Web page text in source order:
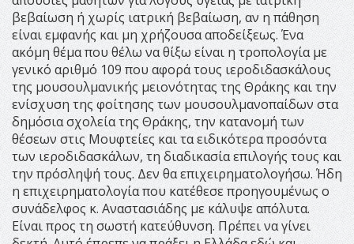
βεβαίωση ή χωρίς ιατρική βεβαίωση, αν η πάθηση
είναι εμφανής και μη χρήζουσα αποδείξεως. Ένα
ακόμη θέμα που θέλω να θίξω είναι η τροπολογία με
γενικό αριθμό 109 που αφορά τους ιεροδιδασκάλους
της μουσουλμανικής μειονότητας της Θράκης και την
ενίσχυση της φοίτησης των μουσουλμανοπαίδων στα
δημόσια σχολεία της Θράκης, την κατανομή των
θέσεων στις Μουφτείες και τα ειδικότερα προσόντα
των ιεροδιδασκάλων, τη διαδικασία επιλογής τους και
την πρόσληψή τους. Δεν θα επιχειρηματολογήσω. Ήδη
η επιχειρηματολογία που κατέθεσε προηγουμένως ο
συνάδελφος κ. Αναστασιάδης με κάλυψε απόλυτα.
Είναι προς τη σωστή κατεύθυνση. Πρέπει να γίνει